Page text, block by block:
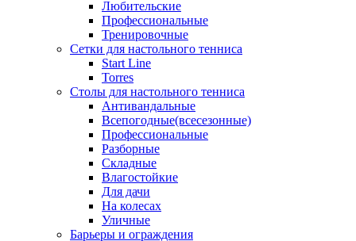
Любительские
Профессиональные
Тренировочные
Сетки для настольного тенниса
Start Line
Torres
Столы для настольного тенниса
Антивандальные
Всепогодные(всесезонные)
Профессиональные
Разборные
Складные
Влагостойкие
Для дачи
На колесах
Уличные
Барьеры и ограждения